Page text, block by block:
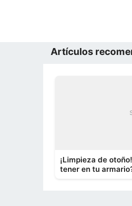
Artículos
¡Limpieza de
tener en tu